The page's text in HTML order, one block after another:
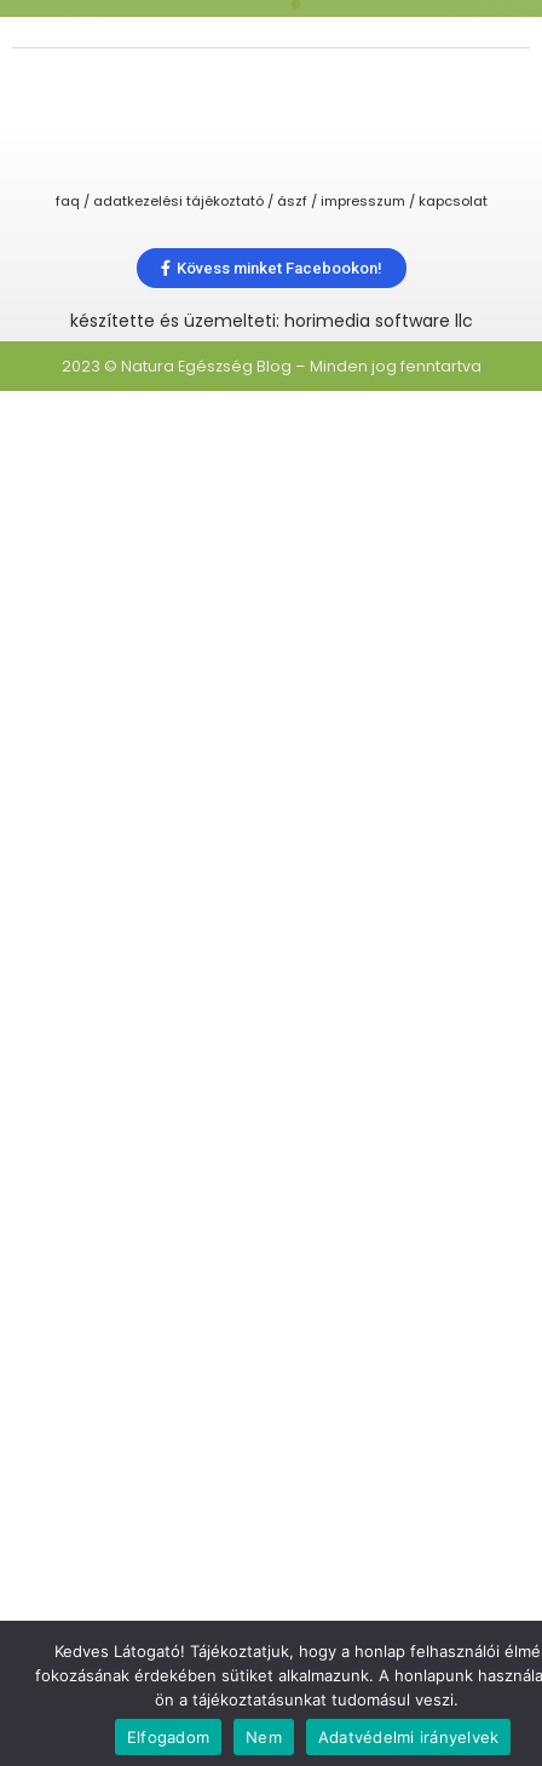
faq / adatkezelési tájékoztató / ászf / impresszum / kapcsolat
Kövess minket Facebookon!
készítette és üzemelteti: horimedia software llc
2023 © Natura Egészség Blog – Minden jog fenntartva
Kedves Látogató! Tájékoztatjuk, hogy a honlap felhasználói
fokozásának érdekében sütiket alkalmazunk. A honlapunk
ön a tájékoztatásunkat tudomásul veszi.
Elfogadom
Nem Adatvédelmi irányelvek